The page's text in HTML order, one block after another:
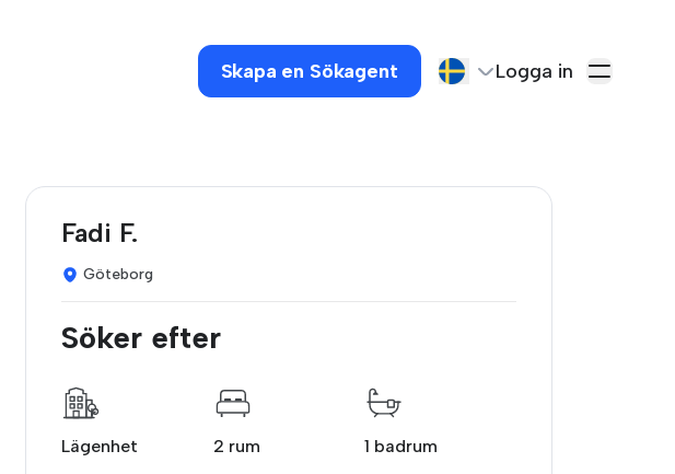
Skapa en Sökagent Logga in
Fadi F.
Göteborg
Söker efter
Lägenhet 2 rum 1 badrum